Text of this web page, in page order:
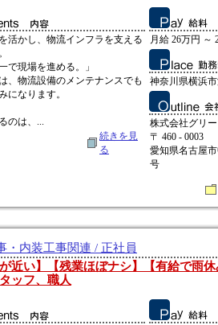
活かし、物流インフラを支える
で現場を進める。」
、物流設備のメンテナンスでも
になります。
のは、...
続きを見
る
月給 26万円 ～
神奈川県横浜
株式会社グリ
〒 460 - 0003
愛知県名古屋
号
・内装工事関連 / 正社員
が近い】【残業ほぼナシ】【有給で雨
ッフ、職人